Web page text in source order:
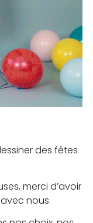
des fêtes
merci d’avoir
nous.